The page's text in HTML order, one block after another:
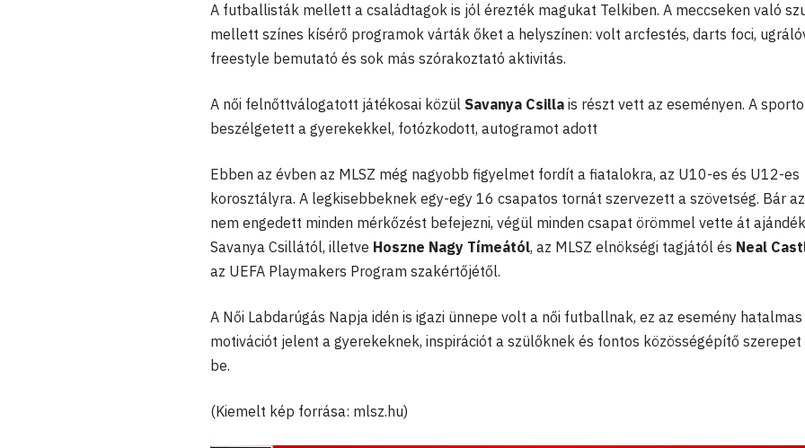
A futballisták mellett a családtagok is jól érezték magukat Telkiben. A meccseken való
mellett színes kísérő programok várták őket a helyszínen: volt arcfestés, darts foci,
freestyle bemutató és sok más szórakoztató aktivitás.
A női felnőttválogatott játékosai közül Savanya Csilla is részt vett az eseményen. A
beszélgetett a gyerekekkel, fotózkodott, autogramot adott
Ebben az évben az MLSZ még nagyobb figyelmet fordít a fiatalokra, az U10-es és U12-es
korosztályra. A legkisebbeknek egy-egy 16 csapatos tornát szervezett a szövetség. Bár
nem engedett minden mérkőzést befejezni, végül minden csapat örömmel vette át
Savanya Csillától, illetve Hoszne Nagy Tímeától, az MLSZ elnökségi tagjától és Neal
az UEFA Playmakers Program szakértőjétől.
A Női Labdarúgás Napja idén is igazi ünnepe volt a női futballnak, ez az esemény hatalmas
motivációt jelent a gyerekeknek, inspirációt a szülőknek és fontos közösségépítő
be.
(Kiemelt kép forrása: mlsz.hu)